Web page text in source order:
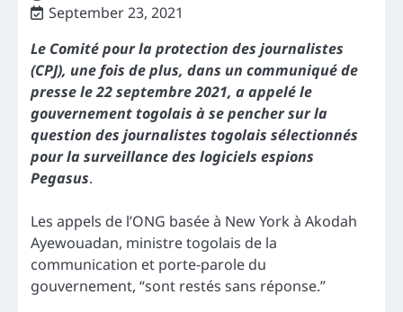
September 23, 2021
Le Comité pour la protection des journalistes
(CPJ), une fois de plus, dans un communiqué de
presse le 22 septembre 2021, a appelé le
gouvernement togolais à se pencher sur la
question des journalistes togolais sélectionnés
pour la surveillance des logiciels espions
Pegasus.
Les appels de l’ONG basée à New York à Akodah
Ayewouadan, ministre togolais de la
communication et porte-parole du
gouvernement, “sont restés sans réponse.”